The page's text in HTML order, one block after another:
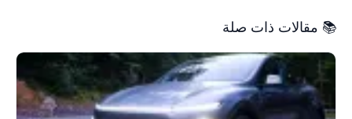
📚 مقالات ذات صلة